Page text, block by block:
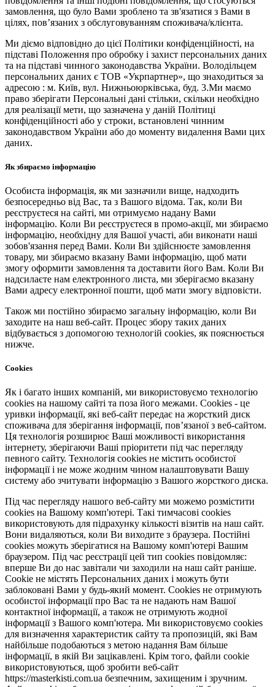
замовлення, що було Вами зроблено та зв'язатися з Вами в
цілях, пов’язаних з обслуговуванням споживача/клієнта.
Ми діємо відповідно до цієї Політики конфіденційності, на
підставі Положення про обробку і захист персональних даних
та на підставі чинного законодавства України. Володільцем
персональних даних є ТОВ «Укрпартнер», що знаходиться за
адресою : м. Київ, вул. Нижньоюркiвська, буд. 3.Ми маємо
право зберігати Персональні дані стільки, скільки необхідно
для реалізації мети, що зазначена у даній Політиці
конфіденційності або у строки, встановлені чинним
законодавством України або до моменту видалення Вами цих
даних.
Як збираємо інформацію
Особиста інформація, як ми зазначили вище, надходить
безпосередньо від Вас, та з Вашого відома. Так, коли Ви
реєструєтеся на сайті, ми отримуємо надану Вами
інформацію. Коли Ви реєструєтеся в промо-акції, ми збираємо
інформацію, необхідну для Вашої участі, аби виконати наші
зобов'язання перед Вами. Коли Ви здійснюєте замовлення
товару, ми збираємо вказану Вами інформацію, щоб мати
змогу оформити замовлення та доставити його Вам. Коли Ви
надсилаєте нам електронного листа, ми зберігаємо вказану
Вами адресу електронної пошти, щоб мати змогу відповісти.
Також ми постійно збираємо загальну інформацію, коли Ви
заходите на наш веб-сайт. Процес збору таких даних
відбувається з допомогою технологій cookies, як пояснюється
нижче.
Cookies
Як і багато інших компаній, ми використовуємо технологію
cookies на нашому сайті та поза його межами. Cookies - це
уривки інформації, які веб-сайт передає на жорсткий диск
споживача для зберігання інформації, пов’язаної з веб-сайтом.
Ця технологія розширює Ваші можливості використання
інтернету, зберігаючи Ваші пріоритети під час перегляду
певного сайту. Технологія cookies не містить особистої
інформації і не може жодним чином налаштовувати Вашу
систему або зчитувати інформацію з Вашого жорсткого диска.
Під час перегляду нашого веб-сайту ми можемо розмістити
cookies на Вашому комп'ютері. Такі тимчасові cookies
використовують для підрахунку кількості візитів на наш сайт.
Вони видаляються, коли Ви виходите з браузера. Постійні
cookies можуть зберігатися на Вашому комп'ютері Вашим
браузером. Під час реєстрації цей тип cookies повідомляє:
вперше Ви до нас завітали чи заходили на наш сайт раніше.
Cookie не містять Персональних даних і можуть бути
заблоковані Вами у будь-який момент. Сookies не отримують
особистої інформації про Вас та не надають нам Вашої
контактної інформації, а також не отримують жодної
інформації з Вашого комп'ютера. Ми використовуємо cookies
для визначення характеристик сайту та пропозицій, які Вам
найбільше подобаються з метою надання Вам більше
інформації, в якій Ви зацікавлені. Крім того, файли cookie
використовуються, щоб зробити веб-сайт
https://masterkisti.com.ua безпечним, захищеним і зручним.